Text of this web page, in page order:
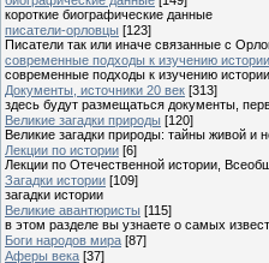
короткие биографические данные
писатели-орловцы [123]
Писатели так или иначе связанные с
современные подходы к изучению истории
современные подходы к изучению истории
Документы, источники 20 век [313]
здесь будут размещаться документы,
Великие загадки природы [120]
Великие загадки природы: тайны живой и
Лекции по истории [6]
Лекции по Отечественной истории,
Загадки истории [109]
загадки истории
Великие авантюристы [115]
в этом разделе вы узнаете о самых
Боги народов мира [87]
Аферы века [37]